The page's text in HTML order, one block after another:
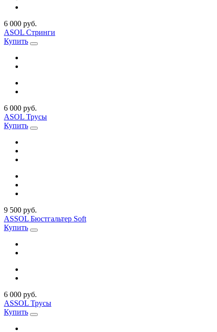
6 000 руб.
ASOL Стринги
Купить
6 000 руб.
ASOL Трусы
Купить
9 500 руб.
ASSOL Бюстгальтер Soft
Купить
6 000 руб.
ASSOL Трусы
Купить